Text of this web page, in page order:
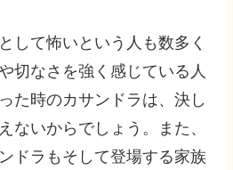
して怖いという人も数多く
切なさを強く感じている人
た時のカサンドラは、決し
ないからでしょう。また、
ドラもそして登場する家族